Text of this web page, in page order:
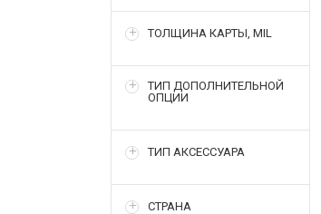
ТОЛЩИНА КАРТЫ, MIL
ТИП ДОПОЛНИТЕЛЬНОЙ
ОПЦИИ
ТИП АКСЕССУАРА
СТРАНА